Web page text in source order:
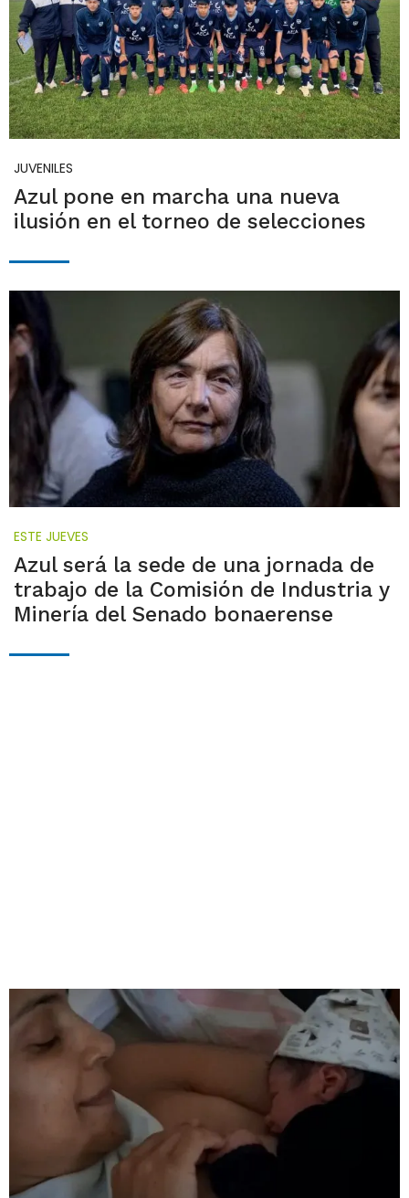
JUVENILES
Azul pone en marcha una nueva
ilusión en el torneo de selecciones
ESTE JUEVES
Azul será la sede de una jornada de
trabajo de la Comisión de Industria y
Minería del Senado bonaerense